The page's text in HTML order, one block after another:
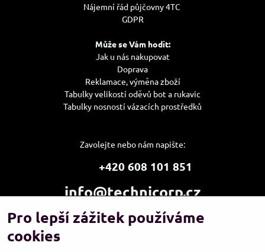
Nájemní řád půjčovny 4TC
GDPR
Může se Vám hodit:
Jak u nás nakupovat
Doprava
Reklamace, výměna zboží
Tabulky velikostí oděvů bot a rukavic
Tabulky nosností vázacích prostředků
Zavolejte nebo nám napište:
+420 608 101 851
info@technicorp.cz
Showroom a výdejní místo:
TECHNICORP ESHOP s.r.o.
Pro lepší zážitek používáme
cookies